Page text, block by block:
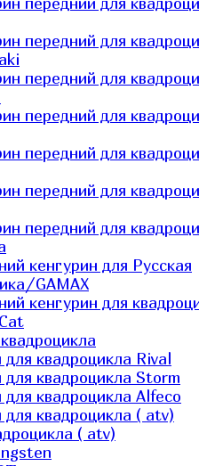
передний для
передний для
передний для
передний для
передний для
передний для
кенгурин для Русская
GAMAX
кенгурин для
для квадроцикла Rival
для квадроцикла Storm
для квадроцикла Alfeco
для квадроцикла ( atv)
( atv)